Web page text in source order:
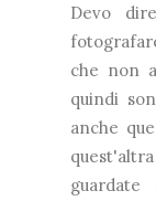
Devo
che non
quindi
anche